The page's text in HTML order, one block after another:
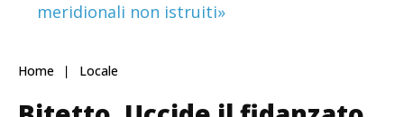
meridionali non istruiti»
Home Locale